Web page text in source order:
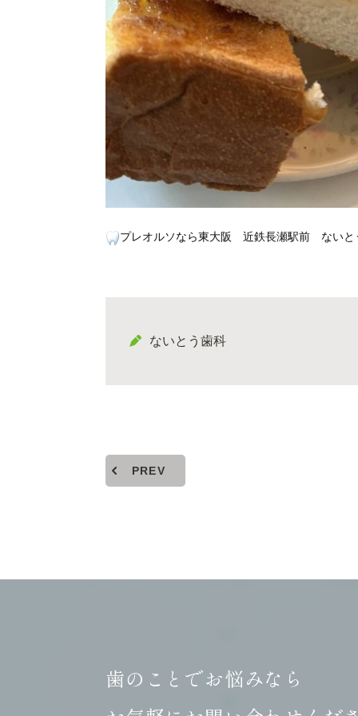
プレオルソなら東大阪 近鉄長瀬駅前 ないと
ないとう歯科
PREV
歯のことでお悩みなら